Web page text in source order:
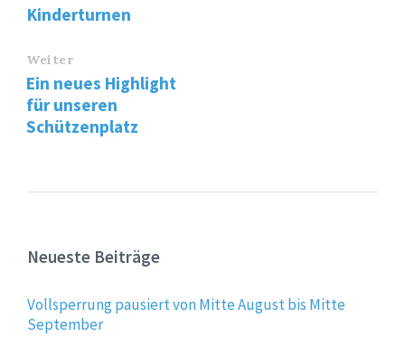
Kinderturnen
Weiter
Ein neues Highlight
für unseren
Schützenplatz
Neueste Beiträge
Vollsperrung pausiert von Mitte August bis Mitte
September